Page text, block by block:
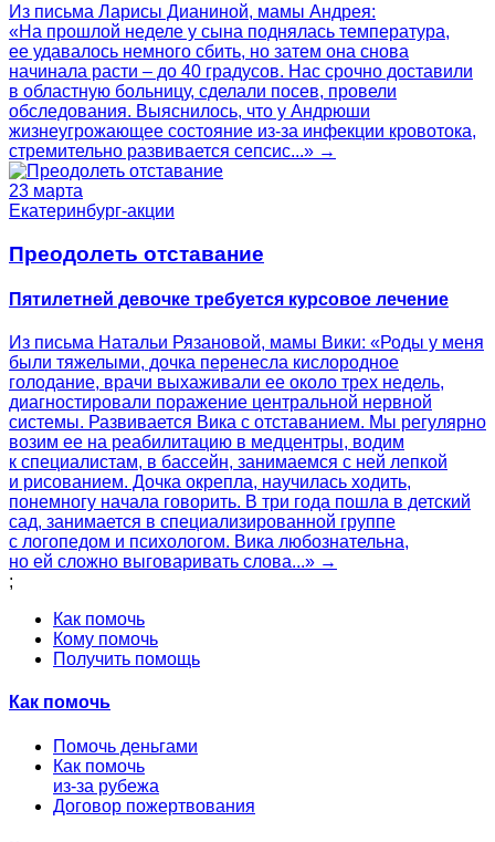
Из письма Ларисы Дианиной, мамы Андрея:
«На прошлой неделе у сына поднялась температура,
ее удавалось немного сбить, но затем она снова
начинала расти – до 40 градусов. Нас срочно доставили
в областную больницу, сделали посев, провели
обследования. Выяснилось, что у Андрюши
жизнеугрожающее состояние из-за инфекции кровотока,
стремительно развивается сепсис...» →
23 марта
Екатеринбург-акции
Преодолеть отставание
Пятилетней девочке требуется курсовое лечение
Из письма Натальи Рязановой, мамы Вики: «Роды у меня
были тяжелыми, дочка перенесла кислородное
голодание, врачи выхаживали ее около трех недель,
диагностировали поражение центральной нервной
системы. Развивается Вика с отставанием. Мы регулярно
возим ее на реабилитацию в медцентры, водим
к специалистам, в бассейн, занимаемся с ней лепкой
и рисованием. Дочка окрепла, научилась ходить,
понемногу начала говорить. В три года пошла в детский
сад, занимается в специализированной группе
с логопедом и психологом. Вика любознательна,
но ей сложно выговаривать слова...» →
;
Как помочь
Кому помочь
Получить помощь
Как помочь
Помочь деньгами
Как помочь
из-за рубежа
Договор пожертвования